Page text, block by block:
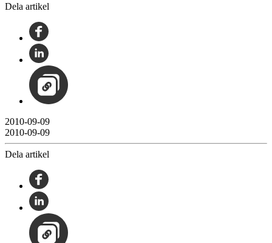
Dela artikel
2010-09-09
2010-09-09
Dela artikel